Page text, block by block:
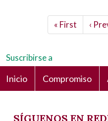
Actualidad
25-
21
Paginación
Primera
página
« First ‹
Suscribirse a
Navegación
Inicio Compromiso
SÍGUENOS EN